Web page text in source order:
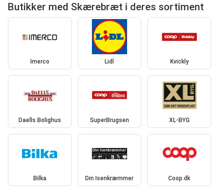
Butikker med Skærebræt i deres sortiment
Imerco Lidl Kvickly
Daells Bolighus SuperBrugsen XL-BYG
Bilka Din Isenkræmmer Coop.dk